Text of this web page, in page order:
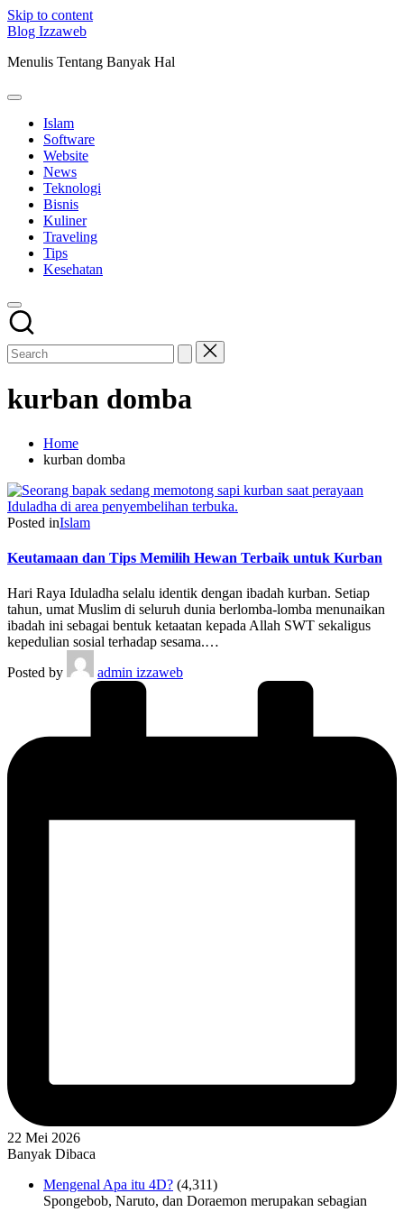
Skip to content
Blog Izzaweb
Menulis Tentang Banyak Hal
Islam
Software
Website
News
Teknologi
Bisnis
Kuliner
Traveling
Tips
Kesehatan
kurban domba
Home
kurban domba
Posted inIslam
Keutamaan dan Tips Memilih Hewan Terbaik untuk Kurban
Hari Raya Iduladha selalu identik dengan ibadah kurban. Setiap
tahun, umat Muslim di seluruh dunia berlomba-lomba menunaikan
ibadah ini sebagai bentuk ketaatan kepada Allah SWT sekaligus
kepedulian sosial terhadap sesama.…
Posted by
admin izzaweb
22 Mei 2026
Banyak Dibaca
Mengenal Apa itu 4D? (4,311)
Spongebob, Naruto, dan Doraemon merupakan sebagian